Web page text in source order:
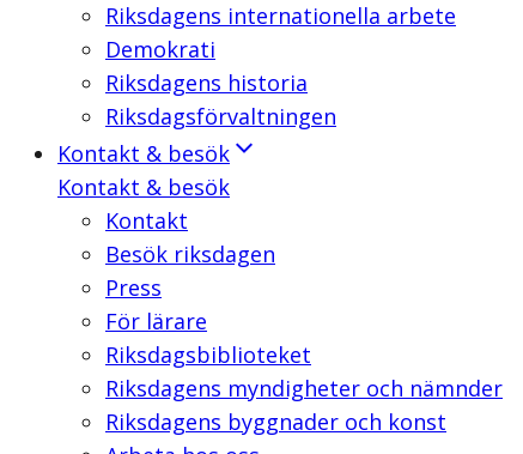
Riksdagens internationella arbete
Demokrati
Riksdagens historia
Riksdagsförvaltningen
Kontakt & besök
Kontakt & besök
Kontakt
Besök riksdagen
Press
För lärare
Riksdagsbiblioteket
Riksdagens myndigheter och nämnder
Riksdagens byggnader och konst